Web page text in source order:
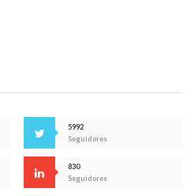
5992
Seguidores
830
Seguidores